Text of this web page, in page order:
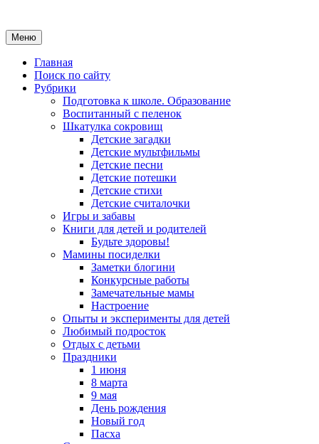
Меню
Главная
Поиск по сайту
Рубрики
Подготовка к школе. Образование
Воспитанный с пеленок
Шкатулка сокровищ
Детские загадки
Детские мультфильмы
Детские песни
Детские потешки
Детские стихи
Детские считалочки
Игры и забавы
Книги для детей и родителей
Будьте здоровы!
Мамины посиделки
Заметки блогини
Конкурсные работы
Замечательные мамы
Настроение
Опыты и эксперименты для детей
Любимый подросток
Отдых с детьми
Праздники
1 июня
8 марта
9 мая
День рождения
Новый год
Пасха